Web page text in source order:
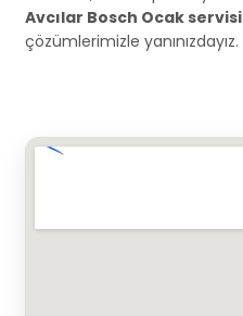
Avcılar Bosch Ocak servisi
çözümlerimizle yanınızdayız.